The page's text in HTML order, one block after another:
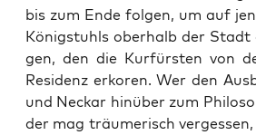
bis zum Ende fol­gen, um auf
Königstuhls ober­halb der
gen, den die Kur­fürsten von
Res­i­denz erko­ren. Wer den
und Neckar hinüber zum
der mag träumerisch